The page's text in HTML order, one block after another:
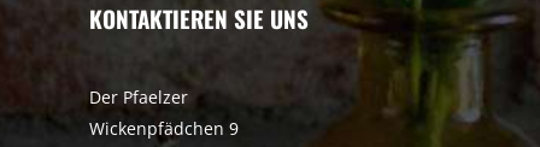
KONTAKTIEREN SIE UNS
Der Pfaelzer
Wickenpfädchen 9